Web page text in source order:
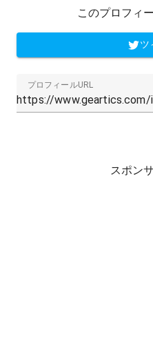
このプロフィ
ツ
プロフィールURL
スポン